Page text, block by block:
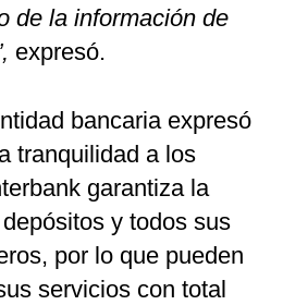
de la información de
expresó.
bancaria expresó
tranquilidad a los
garantiza la
y todos sus
por lo que pueden
servicios con total